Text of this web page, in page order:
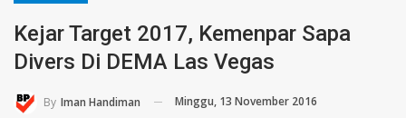
Kejar Target 2017, Kemenpar Sapa
Divers Di DEMA Las Vegas
By Iman Handiman Minggu, 13 November 2016